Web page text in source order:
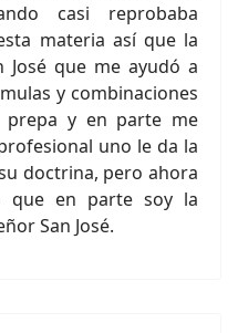
casi reprobaba
materia así que la
José que me ayudó a
y combinaciones
prepa y en parte me
uno le da la
doctrina, pero ahora
que en parte soy la
San José.